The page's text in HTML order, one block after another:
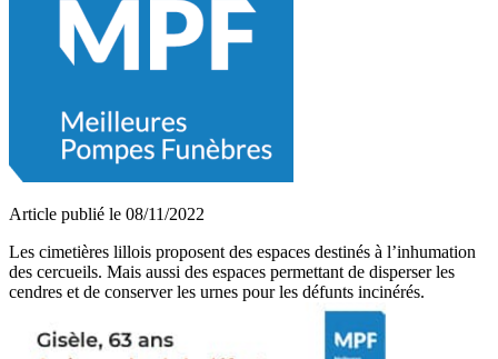
Article publié le 08/11/2022
Les cimetières lillois proposent des espaces destinés à l’inhumation
des cercueils. Mais aussi des espaces permettant de disperser les
cendres et de conserver les urnes pour les défunts incinérés.